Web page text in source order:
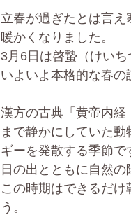
立春が過ぎたとは言
暖かくなりました。
3月6日は啓蟄（けい
いよいよ本格的な春の
漢方の古典「黄帝内
まで静かにしていた
ギーを発散する季節で
日の出とともに自然の
この時期はできるだ
う。